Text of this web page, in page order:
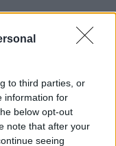
to third parties, or
information for
below opt-out
note that after your
seeing
di e provincia per
al 31 January
ed